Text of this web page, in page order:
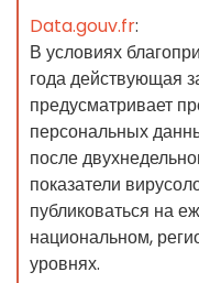
Data.gouv.fr:
В условиях
года действующая
предусматривает
персональных
после
показатели
публиковаться на
национальном,
уровнях.